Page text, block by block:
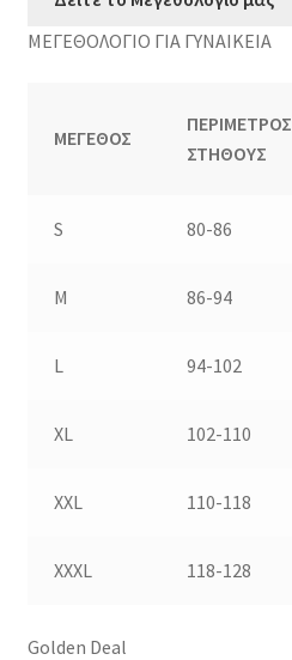
ΜΕΓΕΘΟΛΟΓΙΟ ΓΙΑ ΓΥΝΑΙΚΕΙΑ
ΜΕΓΕΘΟΣ
ΠΕΡΙΜΕΤΡΟΣ
ΣΤΗΘΟΥΣ
S 80-86
M 86-94
L 94-102
XL 102-110
XXL 110-118
XXXL 118-128
Golden Deal